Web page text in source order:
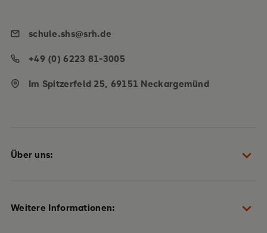
Über uns:
Weitere Informationen:
schule.shs@srh.de
+49 (0) 6223 81-3005
Im Spitzerfeld 25, 69151 Neckargemünd